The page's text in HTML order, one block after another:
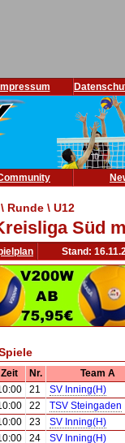
Impressum
Runde \ U12
Süd
Stand:
Zeit Nr.
Team A
21
SV Inning(H)
22
TSV Steingaden
23
SV Inning(H)
24
SV Inning(H)